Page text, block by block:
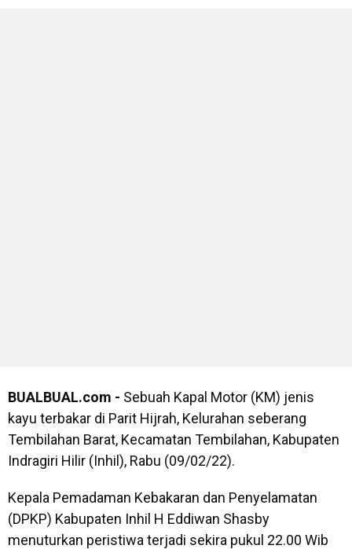
BUALBUAL.com - Sebuah Kapal Motor (KM) jenis
kayu terbakar di Parit Hijrah, Kelurahan seberang
Tembilahan Barat, Kecamatan Tembilahan, Kabupaten
Indragiri Hilir (Inhil), Rabu (09/02/22).
Kepala Pemadaman Kebakaran dan Penyelamatan
(DPKP) Kabupaten Inhil H Eddiwan Shasby
menuturkan peristiwa terjadi sekira pukul 22.00 Wib